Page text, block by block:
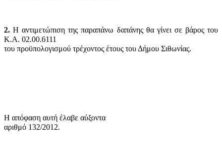
2. Η αντιμετώπιση της παραπάνω δαπάνης θα γίνει σε βάρος του
Κ.Α. 02.00.6111
του προϋπολογισμού τρέχοντος έτους του Δήμου Σιθωνίας.
Η απόφαση αυτή έλαβε αύξοντα
αριθμό 132/2012.